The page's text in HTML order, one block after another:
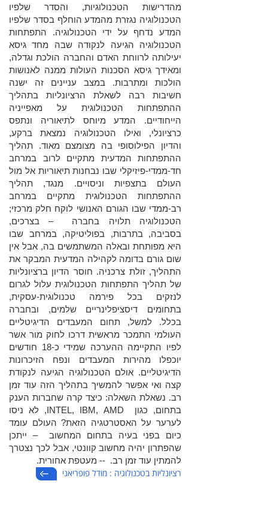
מהדרישות הטכנולוגיות, והסדר שלפיו
הטכנולוגיה נגזרת מהמדע הוחלף בסדר שלפיו
המדע נדחף על ידי הטכנולוגיה. התפתחות
הטכנולוגיה הגיעה לנקודה שבה מחד גיסא
יעילותה לרווחת האדם והחברה הולכת וגדלה,
ומאידך גיסא הסכנות העולות ממנה לאנושות
הולכות ומתרבות. במצב עניינים זה ישנה
חשיבות רבה לשאלת הרציונליות בתהליך
ההתפתחות הטכנולוגית על מאפייניה
הייחודיים. המדע מיוחס לתיאוריה ונתפס
כרציונלי, ואילו הטכנולוגיה נמצאת ברקע,
והדיון הפילוסופי בה מצומצם מאוד. תהליך
ההתפתחות המדעית מתקיים לרוב במרחב
חד-ממדי-פיזיקלי שבו נבחנות תיאוריות אל מול
העולם בתצפיות וניסויים. מנגד, תהליך
ההתפתחות הטכנולוגית מתקיים במרחב
רב-ממדי שבו הגורם האנושי לוקח חלק מרכזי;
הטכנולוגיה תלויה בחברה – בצרכים,
בסביבה, בתרבות, בפוליטיקה, במרחב שבו
היא מפותחת ובאלה המשתמשים בה, אבל אין
שום גורם בדומה לקהילה המדעית המבקר את
התהליך, זולת צרכניה. חוסר הדיון ברציונליות
של תהליך התפתחות הטכנולוגית עלול לגרום
לנזקים בכל פירמה טכנולוגית-עסקית,
בתחומים דיסציפלינריים שלמים, ובחברה
בכלל. למשל, תחום המעבדים הדיגיטליים
העולמי התמכר מראשית דרכו לחוק מור אשר
לפיו התקיימה ההערכה שמידי כ-18 חודשים
יוכפלו מהירות המעבדים ונפח הזיכרונות
הדיגיטליים. אולם הטכנולוגיה הגיעה לנקודת
קצה ואי אפשר להמשיך בתהליך הזה עוד זמן
רב. נשאלת השאלה: כיצד קרה שחברות הענק
בתחום, כגון INTEL, IBM, AMD, לא ניסו
לערער על האסטרטגיה הזאת? העולם עומד
כיום בפני בעיה בתחום המחשוב – ייתכן
שהפתרון יהיה מחשוב קוונטי, אבל לכך נצטרך
להמתין עוד זמן רב. -- מעטפת אחורית.
רציונליות בטכנולוגיה : מודל פופריאני